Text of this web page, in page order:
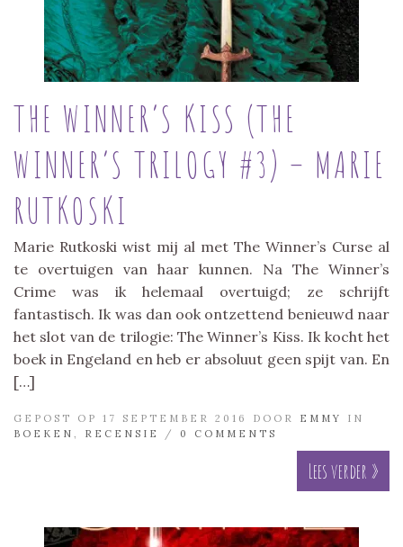
THE WINNER’S KISS (THE
WINNER’S TRILOGY #3) – MARIE
RUTKOSKI
Marie Rutkoski wist mij al met The Winner’s Curse al
te overtuigen van haar kunnen. Na The Winner’s
Crime was ik helemaal overtuigd; ze schrijft
fantastisch. Ik was dan ook ontzettend benieuwd naar
het slot van de trilogie: The Winner’s Kiss. Ik kocht het
boek in Engeland en heb er absoluut geen spijt van. En
[…]
GEPOST OP 17 SEPTEMBER 2016 DOOR EMMY
IN
BOEKEN
RECENSIE / 0 COMMENTS
Lees verder »